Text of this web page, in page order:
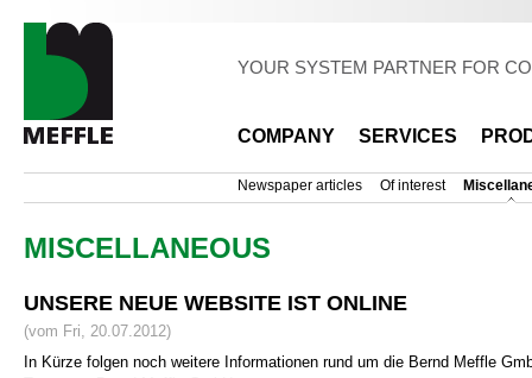
YOUR SYSTEM PARTNER FOR
COMPANY SERVICES
Newspaper articles Of interest
MISCELLANEOUS
UNSERE NEUE WEBSITE IST ONLINE
(vom Fri, 20.07.2012)
In Kürze folgen noch weitere Informationen rund um die Bernd Meffle